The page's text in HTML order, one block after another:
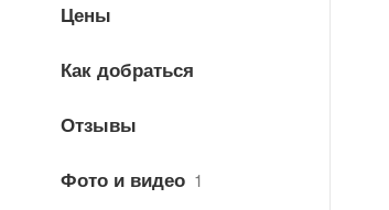
Цены
Как добраться
Отзывы
Фото и видео 1